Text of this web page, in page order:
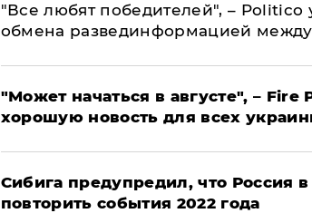
​"Все любят победителей", – Politico
обмена развединформацией
"Может начаться в августе", – Fire
хорошую новость для всех
Сибига предупредил, что Россия
повторить события 2022 года